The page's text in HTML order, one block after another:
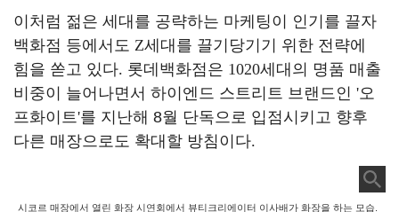
이처럼 젊은 세대를 공략하는 마케팅이 인기를 끌자
백화점 등에서도 Z세대를 끌기당기기 위한 전략에
힘을 쏟고 있다. 롯데백화점은 1020세대의 명품 매출
비중이 늘어나면서 하이엔드 스트리트 브랜드인 '오
프화이트'를 지난해 8월 단독으로 입점시키고 향후
다른 매장으로도 확대할 방침이다.
시코르 매장에서 열린 화장 시연회에서 뷰티크리에이터 이사배가 화장을 하는 모습.